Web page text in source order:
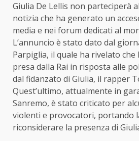
Giulia De Lellis non parteciperà
notizia che ha generato un
media e nei forum dedicati al
L’annuncio è stato dato dal
Parpiglia, il quale ha rivelato che
presa dalla Rai in risposta alle
dal fidanzato di Giulia, il rapper
Quest’ultimo, attualmente in
Sanremo, è stato criticato per
violenti e provocatori, portando
riconsiderare la presenza di